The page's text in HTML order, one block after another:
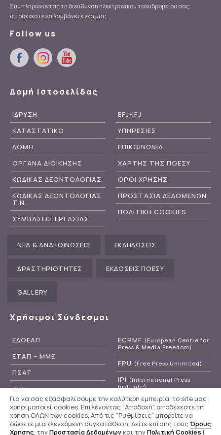
Συμπληρώνοντας τη διεύθυνση ηλεκτρονικού ταχυδρομείου σας
αποδέχεστε να λαμβάνετε νέα μας.
Follow us
Δομή Ιστοσελίδας
ΙΔΡΥΣΗ
ΚΑΤΑΣΤΑΤΙΚΟ
ΔΟΜΗ
ΟΡΓΑΝΑ ΔΙΟΙΚΗΣΗΣ
ΚΩΔΙΚΑΣ ΔΕΟΝΤΟΛΟΓΙΑΣ
ΚΩΔΙΚΑΣ ΔΕΟΝΤΟΛΟΓΙΑΣ
Τ.Ν.
ΣΥΜΒΑΣΕΙΣ ΕΡΓΑΣΙΑΣ
EFJ-IFJ
ΥΠΗΡΕΣΙΕΣ
ΕΠΙΚΟΙΝΩΝΙΑ
ΧΑΡΤΗΣ ΤΗΣ ΠΟΕΣΥ
ΟΡΟΙ ΧΡΗΣΗΣ
ΠΡΟΣΤΑΣΙΑ ΔΕΔΟΜΕΝΩΝ
ΠΟΛΙΤΙΚΗ COOKIES
ΝΕΑ & ΑΝΑΚΟΙΝΩΣΕΙΣ ΕΚΔΗΛΩΣΕΙΣ
ΔΡΑΣΤΗΡΙΟΤΗΤΕΣ ΕΚΔΟΣΕΙΣ ΠΟΕΣΥ
GALLERY
Χρήσιμοι Σύνδεσμοι
ΕΔΟΕΑΠ
ΕΤΑΠ – ΜΜΕ
ΠΣΑΤ
ΑΠΕ
ΕΡΤ
ECPMF (European Centre for
Press & Media Freedom)
FPU (Free Press Unlimited)
IPI (International Press
Institute)
RSF(Reporters Without
Borders)
Για να σας εξασφαλίσουμε την καλύτερη εμπειρία, το site μας
χρησιμοποιεί cookies. Επιλέγοντας "Αποδοχή", αποδέχεστε τη
χρήση ΟΛΩΝ των cookies. Από τις "Ρυθμίσεις" μπορείτε να
δώσετε μια ελεγχόμενη συγκατάθεση. Δείτε επίσης τους Όρους
Χρήσης, τηνΠροστασία Δεδομένων και τηνΠολιτική Cookies |